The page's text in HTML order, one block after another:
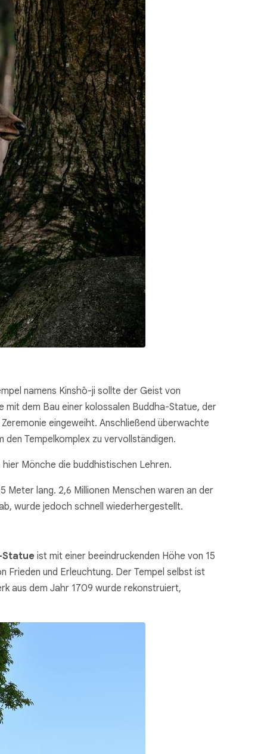
namens Kinshō-ji sollte der Geist von
mit dem Bau einer kolossalen Buddha-Statue, der
eingeweiht. Anschließend überwachte
Tempelkomplex zu vervollständigen.
Mönche die buddhistischen Lehren.
Meter lang. 2,6 Millionen Menschen waren an der
wurde jedoch schnell wiederhergestellt.
Statue ist mit einer beeindruckenden Höhe von 15
und Erleuchtung. Der Tempel selbst ist
aus dem Jahr 1709 wurde rekonstruiert,